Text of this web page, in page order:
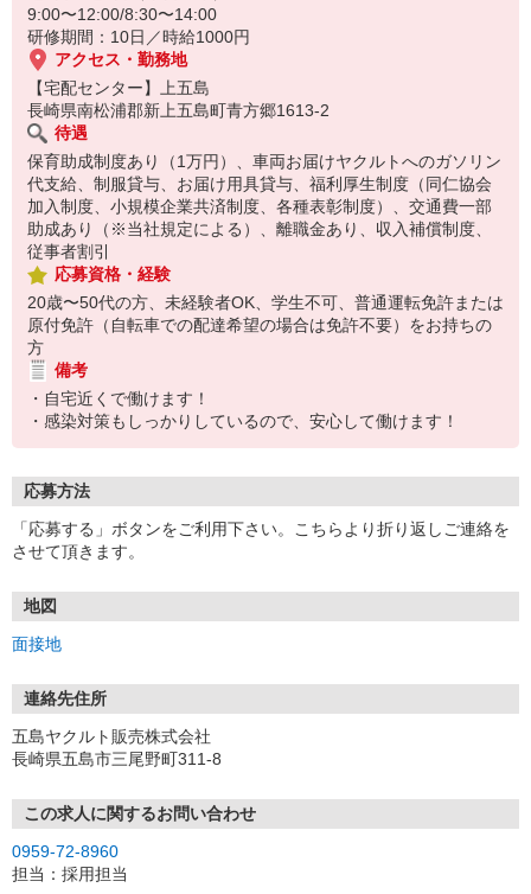
9:00〜12:00/8:30〜14:00
研修期間：10日／時給1000円
アクセス・勤務地
【宅配センター】上五島
長崎県南松浦郡新上五島町青方郷1613-2
待遇
保育助成制度あり（1万円）、車両お届けヤクルトへのガソリン
代支給、制服貸与、お届け用具貸与、福利厚生制度（同仁協会
加入制度、小規模企業共済制度、各種表彰制度）、交通費一部
助成あり（※当社規定による）、離職金あり、収入補償制度、
従事者割引
応募資格・経験
20歳〜50代の方、未経験者OK、学生不可、普通運転免許または
原付免許（自転車での配達希望の場合は免許不要）をお持ちの
方
備考
・自宅近くで働けます！
・感染対策もしっかりしているので、安心して働けます！
応募方法
「応募する」ボタンをご利用下さい。こちらより折り返しご連絡を
させて頂きます。
地図
面接地
連絡先住所
五島ヤクルト販売株式会社
長崎県五島市三尾野町311-8
この求人に関するお問い合わせ
0959-72-8960
担当：採用担当